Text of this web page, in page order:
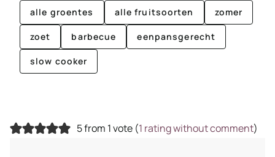
alle groentes alle fruitsoorten zomer
zoet barbecue eenpansgerecht
slow cooker
5 from 1 vote (1 rating without comment)